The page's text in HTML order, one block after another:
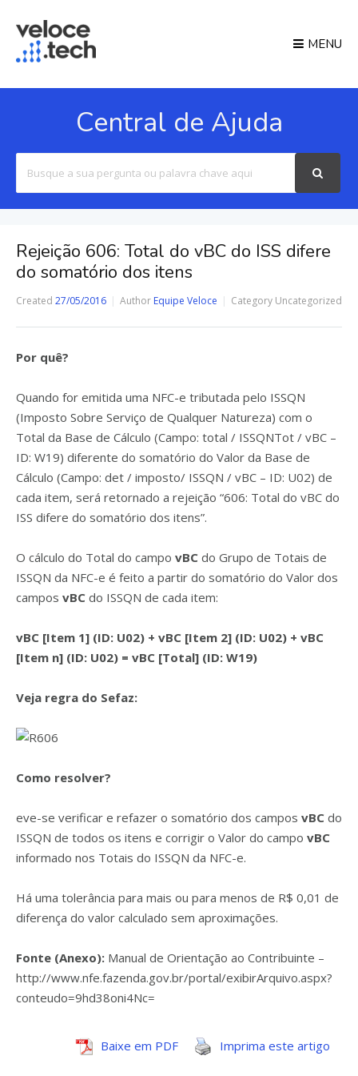
MENU
Central de Ajuda
For
Rejeição 606: Total do vBC do ISS difere
do somatório dos itens
Created 27/05/2016 Author Equipe Veloce Category Uncategorized
Por quê?
Quando for emitida uma NFC-e tributada pelo ISSQN
(Imposto Sobre Serviço de Qualquer Natureza) com o
Total da Base de Cálculo (Campo: total / ISSQNTot / vBC –
ID: W19) diferente do somatório do Valor da Base de
Cálculo (Campo: det / imposto/ ISSQN / vBC – ID: U02) de
cada item, será retornado a rejeição “606: Total do vBC do
ISS difere do somatório dos itens”.
O cálculo do Total do campo vBC do Grupo de Totais de
ISSQN da NFC-e é feito a partir do somatório do Valor dos
campos vBC do ISSQN de cada item:
vBC [Item 1] (ID: U02) + vBC [Item 2] (ID: U02) + vBC
[Item n] (ID: U02) = vBC [Total] (ID: W19)
Veja regra do Sefaz:
Como resolver?
eve-se verificar e refazer o somatório dos campos vBC do
ISSQN de todos os itens e corrigir o Valor do campo vBC
informado nos Totais do ISSQN da NFC-e.
Há uma tolerância para mais ou para menos de R$ 0,01 de
diferença do valor calculado sem aproximações.
Fonte (Anexo): Manual de Orientação ao Contribuinte –
http://www.nfe.fazenda.gov.br/portal/exibirArquivo.aspx?
conteudo=9hd38oni4Nc=
Baixe em PDF Imprima este artigo